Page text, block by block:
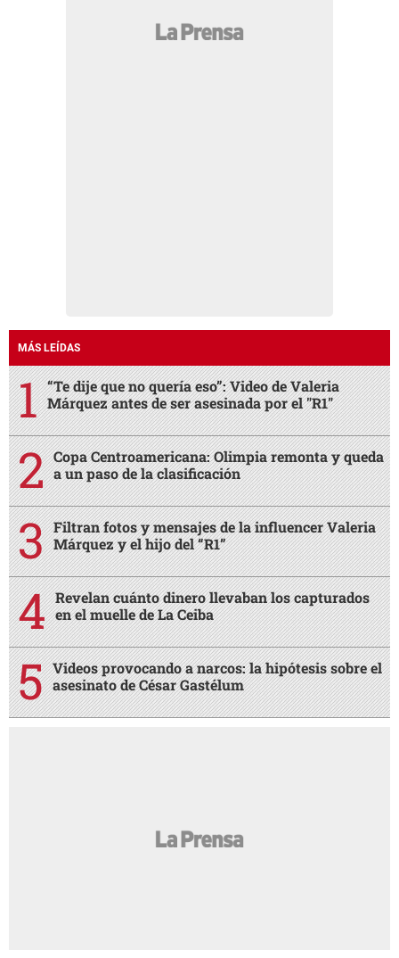
MÁS LEÍDAS
“Te dije que no quería eso”: Video de Valeria
Márquez antes de ser asesinada por el "R1"
Copa Centroamericana: Olimpia remonta y queda
a un paso de la clasificación
Filtran fotos y mensajes de la influencer Valeria
Márquez y el hijo del “R1”
Revelan cuánto dinero llevaban los capturados
en el muelle de La Ceiba
Videos provocando a narcos: la hipótesis sobre el
asesinato de César Gastélum